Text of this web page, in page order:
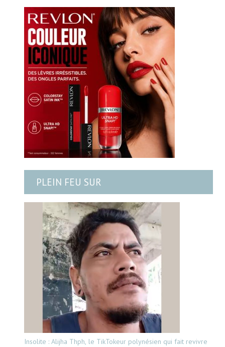
PLEIN FEU SUR
Insolite : Alijha Thph, le TikTokeur polynésien qui fait revivre